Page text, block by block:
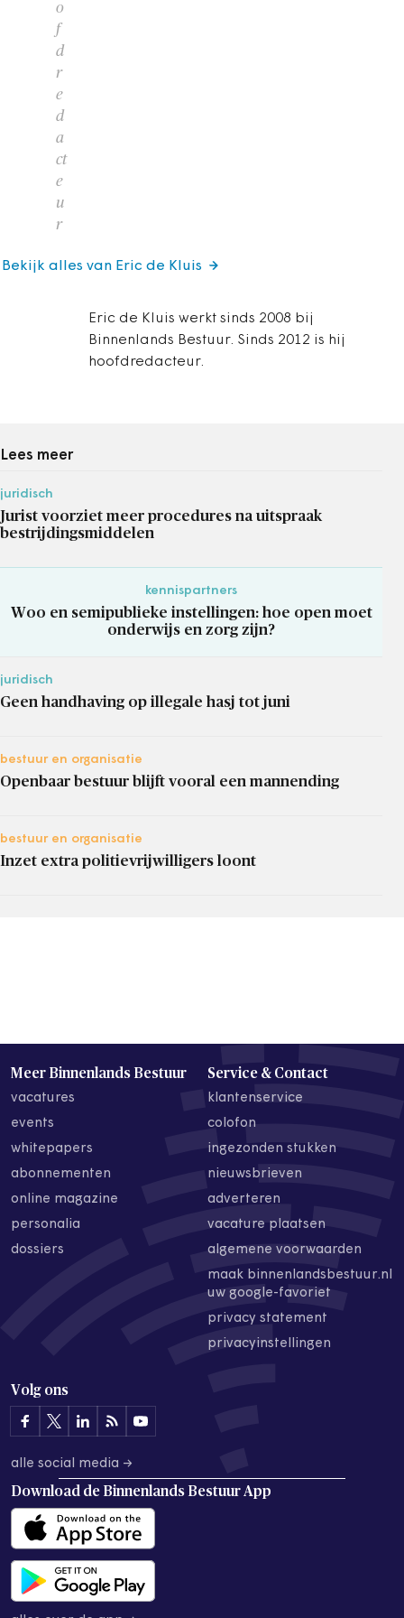
o
f
d
r
e
d
a
ct
e
u
r
Eric de Kluis werkt sinds 2008 bij
Binnenlands Bestuur. Sinds 2012 is hij
hoofdredacteur.
Bekijk alles van Eric de Kluis
Lees meer
juridisch
Jurist voorziet meer procedures na uitspraak
bestrijdingsmiddelen
kennispartners
Woo en semipublieke instellingen: hoe open moet
onderwijs en zorg zijn?
juridisch
Geen handhaving op illegale hasj tot juni
bestuur en organisatie
Openbaar bestuur blijft vooral een mannending
bestuur en organisatie
Inzet extra politievrijwilligers loont
Meer Binnenlands Bestuur
vacatures
events
whitepapers
abonnementen
online magazine
personalia
dossiers
Service & Contact
klantenservice
colofon
ingezonden stukken
nieuwsbrieven
adverteren
vacature plaatsen
algemene voorwaarden
maak binnenlandsbestuur.nl
uw google-favoriet
privacy statement
privacyinstellingen
Volg ons
alle social media →
Download de Binnenlands Bestuur App